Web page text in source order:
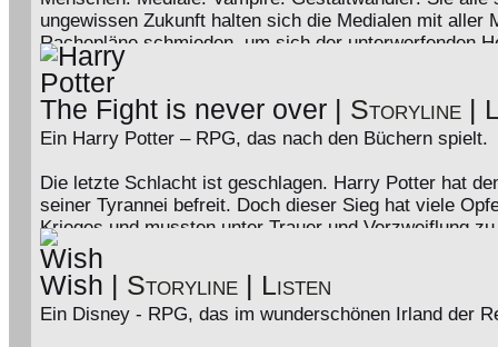
Die Geheimnisse um Raccoon City sind noch lange
Mountains war lediglich der Beginn etwas sehr viel
ungewissen Zukunft halten sich die Medialen mit
Rachepläne schmieden, um sich der unterwerfenden
stehen die Gestaltwandler, die alles daran setzen ihre
verborgen vor den Augen der Menschen, fechten sie
Lesser. Bis jetzt!
Wagst du dich also in eine fremde Welt voller
The Fight is never over Storyline
Ein Harry Potter – RPG, das nach den Büchern spielt.
Die letzte Schlacht ist geschlagen. Harry Potter hat
seiner Tyrannei befreit. Doch dieser Sieg hat viele
Krieges und mussten unter Trauer und Verzweiflung
sich nicht entmutigen. Hogwarts wurde wieder
alltägliche Leben beginnt die dunklen Schatten zu
geraten werden. Doch ist es wirklich so friedlich, wie
besiegt ist?
Wish Storyline Listen
Ein Disney - RPG, das im wunderschönen Irland der